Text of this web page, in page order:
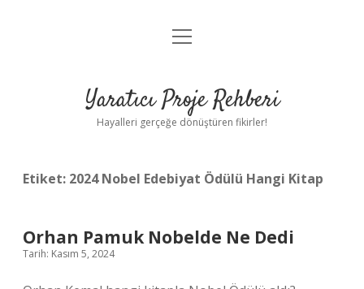
Anasayfa
Yasal Uyarı
menüyü
Yaratıcı Proje Rehberi
Hayalleri gerçeğe dönüştüren fikirler!
Etiket: 2024 Nobel Edebiyat Ödülü Hangi Kitap
Orhan Pamuk Nobelde Ne Dedi
Tarih: Kasım 5, 2024